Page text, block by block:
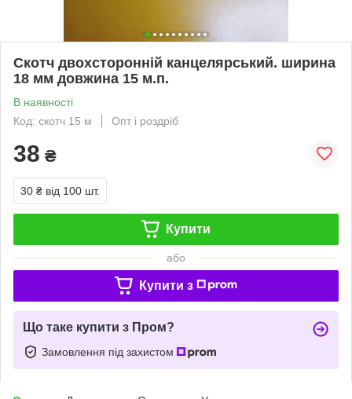
Скотч двохсторонній канцелярський. ширина
18 мм довжина 15 м.п.
В наявності
Код: скотч 15 м
Опт і роздріб
38 ₴
30 ₴ від 100 шт.
Купити
або
Купити з
Що таке купити з Пром?
Замовлення під захистом